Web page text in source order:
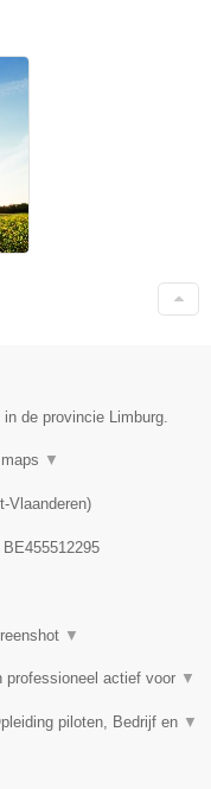
de provincie Limburg.
▼
Vlaanderen)
BE455512295
▼
professioneel actief voor ▼
piloten, Bedrijf en ▼